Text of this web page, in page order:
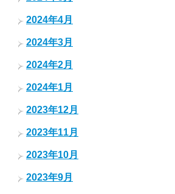
2024年4月
2024年3月
2024年2月
2024年1月
2023年12月
2023年11月
2023年10月
2023年9月